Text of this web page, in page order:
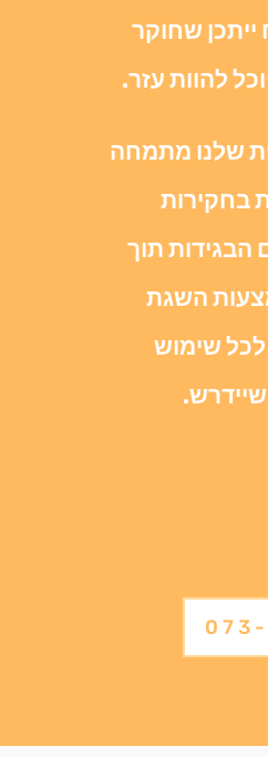
שחוקר
להוות עזר.
שלנו מתמחה
בחקירות
הבגידות תוך
השגת
לכל שימוש